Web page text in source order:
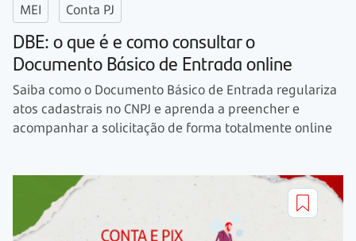
MEI Conta PJ
DBE: o que é e como consultar o
Documento Básico de Entrada online
Saiba como o Documento Básico de Entrada regulariza
atos cadastrais no CNPJ e aprenda a preencher e
acompanhar a solicitação de forma totalmente online